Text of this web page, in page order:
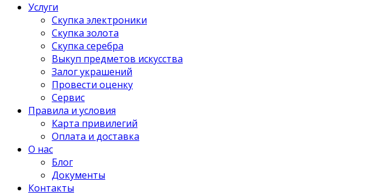
Услуги
Скупка электроники
Скупка золота
Скупка серебра
Выкуп предметов искусства
Залог украшений
Провести оценку
Сервис
Правила и условия
Карта привилегий
Оплата и доставка
О нас
Блог
Документы
Контакты